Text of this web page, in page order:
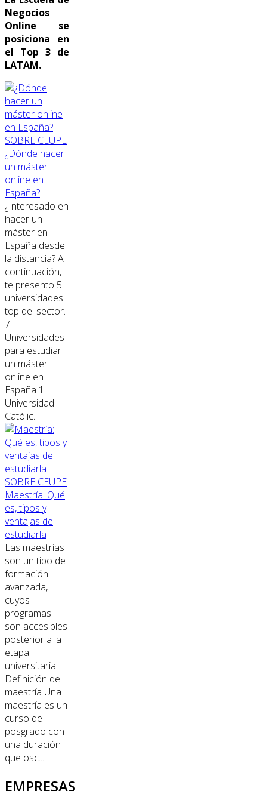
Negocios
Online se
posiciona en
el Top 3 de
LATAM.
SOBRE CEUPE
¿Dónde hacer
un máster
online en
España?
¿Interesado en
hacer un
máster en
España desde
la distancia? A
continuación,
te presento 5
universidades
top del sector.
7
Universidades
para estudiar
un máster
online en
España 1.
Universidad
Católic...
SOBRE CEUPE
Maestría: Qué
es, tipos y
ventajas de
estudiarla
Las maestrías
son un tipo de
formación
avanzada,
cuyos
programas
son accesibles
posterior a la
etapa
universitaria.
Definición de
maestría Una
maestría es un
curso de
posgrado con
una duración
que osc...
EMPRESAS